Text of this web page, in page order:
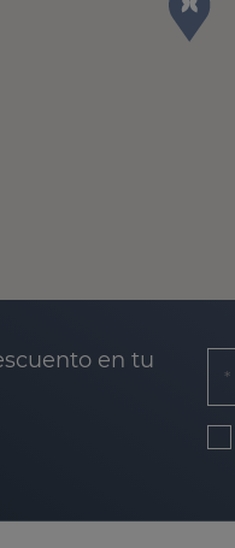
en tu